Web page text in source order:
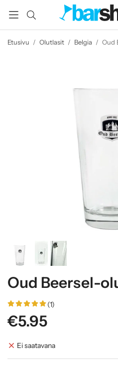
Etusivu / Olutlasit / Belgia / Oud
Oud Beersel-
(1)
€5.95
Ei saatavana